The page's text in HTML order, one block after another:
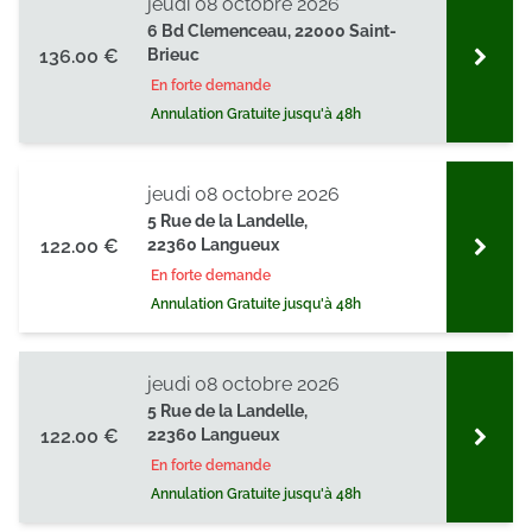
136.00 €
6 Bd Clemenceau, 22000 Saint-
Brieuc
En forte demande
Annulation Gratuite jusqu'à 48h
122.00 €
5 Rue de la Landelle,
22360 Langueux
En forte demande
Annulation Gratuite jusqu'à 48h
jeudi 08 octobre 2026
122.00 €
5 Rue de la Landelle,
22360 Langueux
En forte demande
Annulation Gratuite jusqu'à 48h
jeudi 08 octobre 2026